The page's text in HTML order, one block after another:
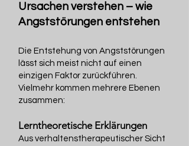
Ursachen verstehen – wie
Angststörungen entstehen
Die Entstehung von Angststörungen
lässt sich meist nicht auf einen
einzigen Faktor zurückführen.
Vielmehr kommen mehrere Ebenen
zusammen:
Lerntheoretische Erklärungen
Aus verhaltenstherapeutischer Sicht